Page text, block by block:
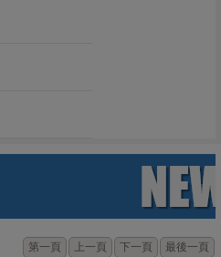
第一頁 上一頁 下一頁 最後一頁